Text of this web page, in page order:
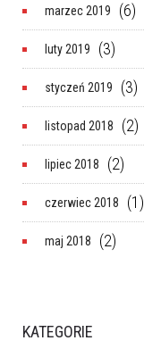
marzec 2019 (6)
luty 2019 (3)
styczeń 2019 (3)
listopad 2018 (2)
lipiec 2018 (2)
czerwiec 2018 (1)
maj 2018 (2)
KATEGORIE